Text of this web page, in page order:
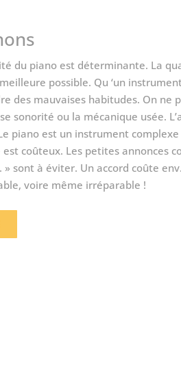
du piano est déterminante. La
possible. Qu ‘un
des mauvaises habitudes. On ne
sonorité ou la mécanique usée.
piano est un instrument complexe
est coûteux. Les petites annonces
» sont à éviter. Un accord coûte
voire même irréparable !